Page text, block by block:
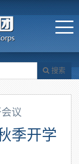
搜索
议
季开学